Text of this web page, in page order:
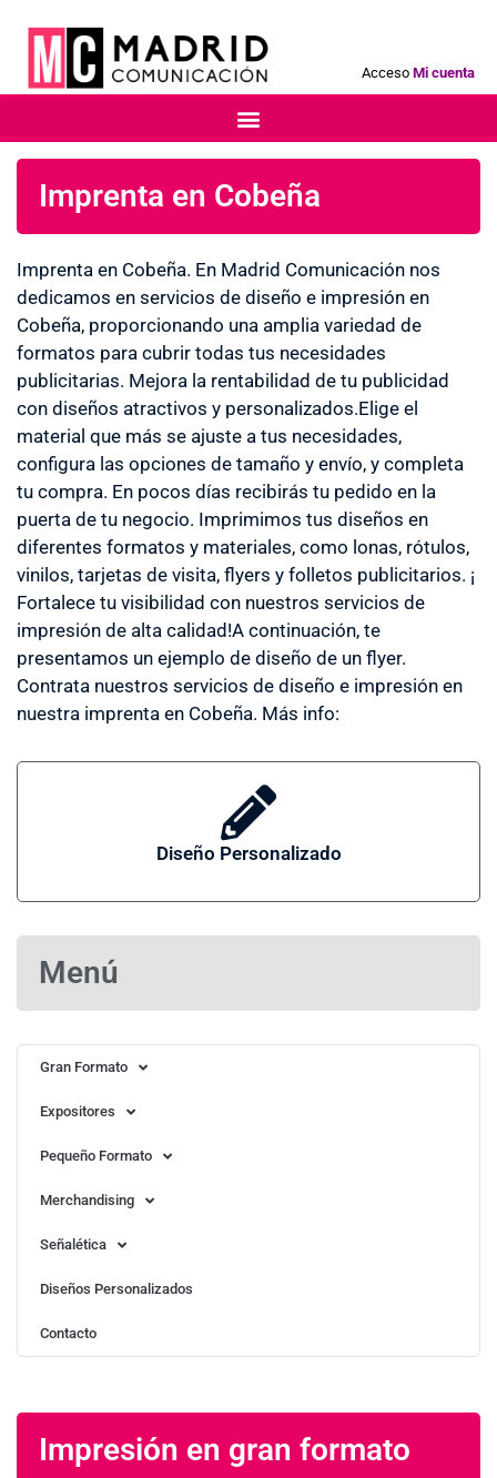
Acceso Mi cuenta
Diseño Personalizado
Imprenta en Cobeña
Imprenta en Cobeña. En Madrid Comunicación nos
dedicamos en servicios de diseño e impresión en
Cobeña, proporcionando una amplia variedad de
formatos para cubrir todas tus necesidades
publicitarias. Mejora la rentabilidad de tu publicidad
con diseños atractivos y personalizados.Elige el
material que más se ajuste a tus necesidades,
configura las opciones de tamaño y envío, y completa
tu compra. En pocos días recibirás tu pedido en la
puerta de tu negocio. Imprimimos tus diseños en
diferentes formatos y materiales, como lonas, rótulos,
vinilos, tarjetas de visita, flyers y folletos publicitarios. ¡
Fortalece tu visibilidad con nuestros servicios de
impresión de alta calidad!A continuación, te
presentamos un ejemplo de diseño de un flyer.
Contrata nuestros servicios de diseño e impresión en
nuestra imprenta en Cobeña. Más info:
Menú
Gran Formato
Expositores
Pequeño Formato
Merchandising
Señalética
Diseños Personalizados
Contacto
Impresión en gran formato